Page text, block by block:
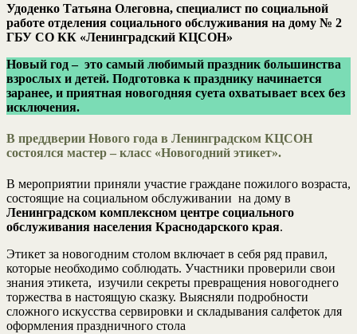
Удоденко Татьяна Олеговна, специалист по социальной
работе отделения социального обслуживания на дому № 2
ГБУ СО КК «Ленинградский КЦСОН»
Новый год – это самый любимый праздник большинства
взрослых и детей. Подготовка к празднику начинается
заранее, и приятная новогодняя суета охватывает всех без
исключения.
В преддверии Нового года в Ленинградском КЦСОН
состоялся мастер – класс «Новогодний этикет».
В мероприятии приняли участие граждане пожилого возраста,
состоящие на социальном обслуживании на дому в
Ленинградском комплексном центре социального
обслуживания населения Краснодарского края.
Этикет за новогодним столом включает в себя ряд правил,
которые необходимо соблюдать. Участники проверили свои
знания этикета, изучили секреты превращения новогоднего
торжества в настоящую сказку. Выясняли подробности
сложного искусства сервировки и складывания салфеток для
оформления праздничного стола